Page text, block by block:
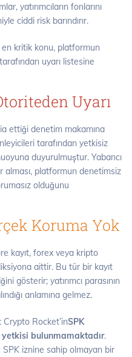
yatırımcıların fonlarını
ciddi risk barındırır.
kritik konu, platformun
uyarı listesine
Uyarı
ettiği denetim makamına
tarafından yetkisiz
duyurulmuştur. Yabancı
alması, platformun denetimsiz
olduğunu
Koruma Yok
kayıt, forex veya kripto
aittir. Bu tür bir kayıt
gösterir; yatırımcı parasının
anlamına gelmez.
Crypto Rocket’inSPK
bulunmamaktadır.
SPK iznine sahip olmayan bir